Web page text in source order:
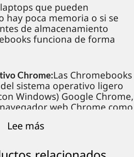
que pueden
hay poca memoria o si se
de almacenamiento
funciona de forma
Chrome:Las Chromebooks
sistema operativo ligero
Windows) Google Chrome,
web Chrome como
en el navegador Chrome
eficiencia del sistema en
Lee más